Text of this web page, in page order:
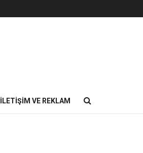
İLETIŞIM VE REKLAM